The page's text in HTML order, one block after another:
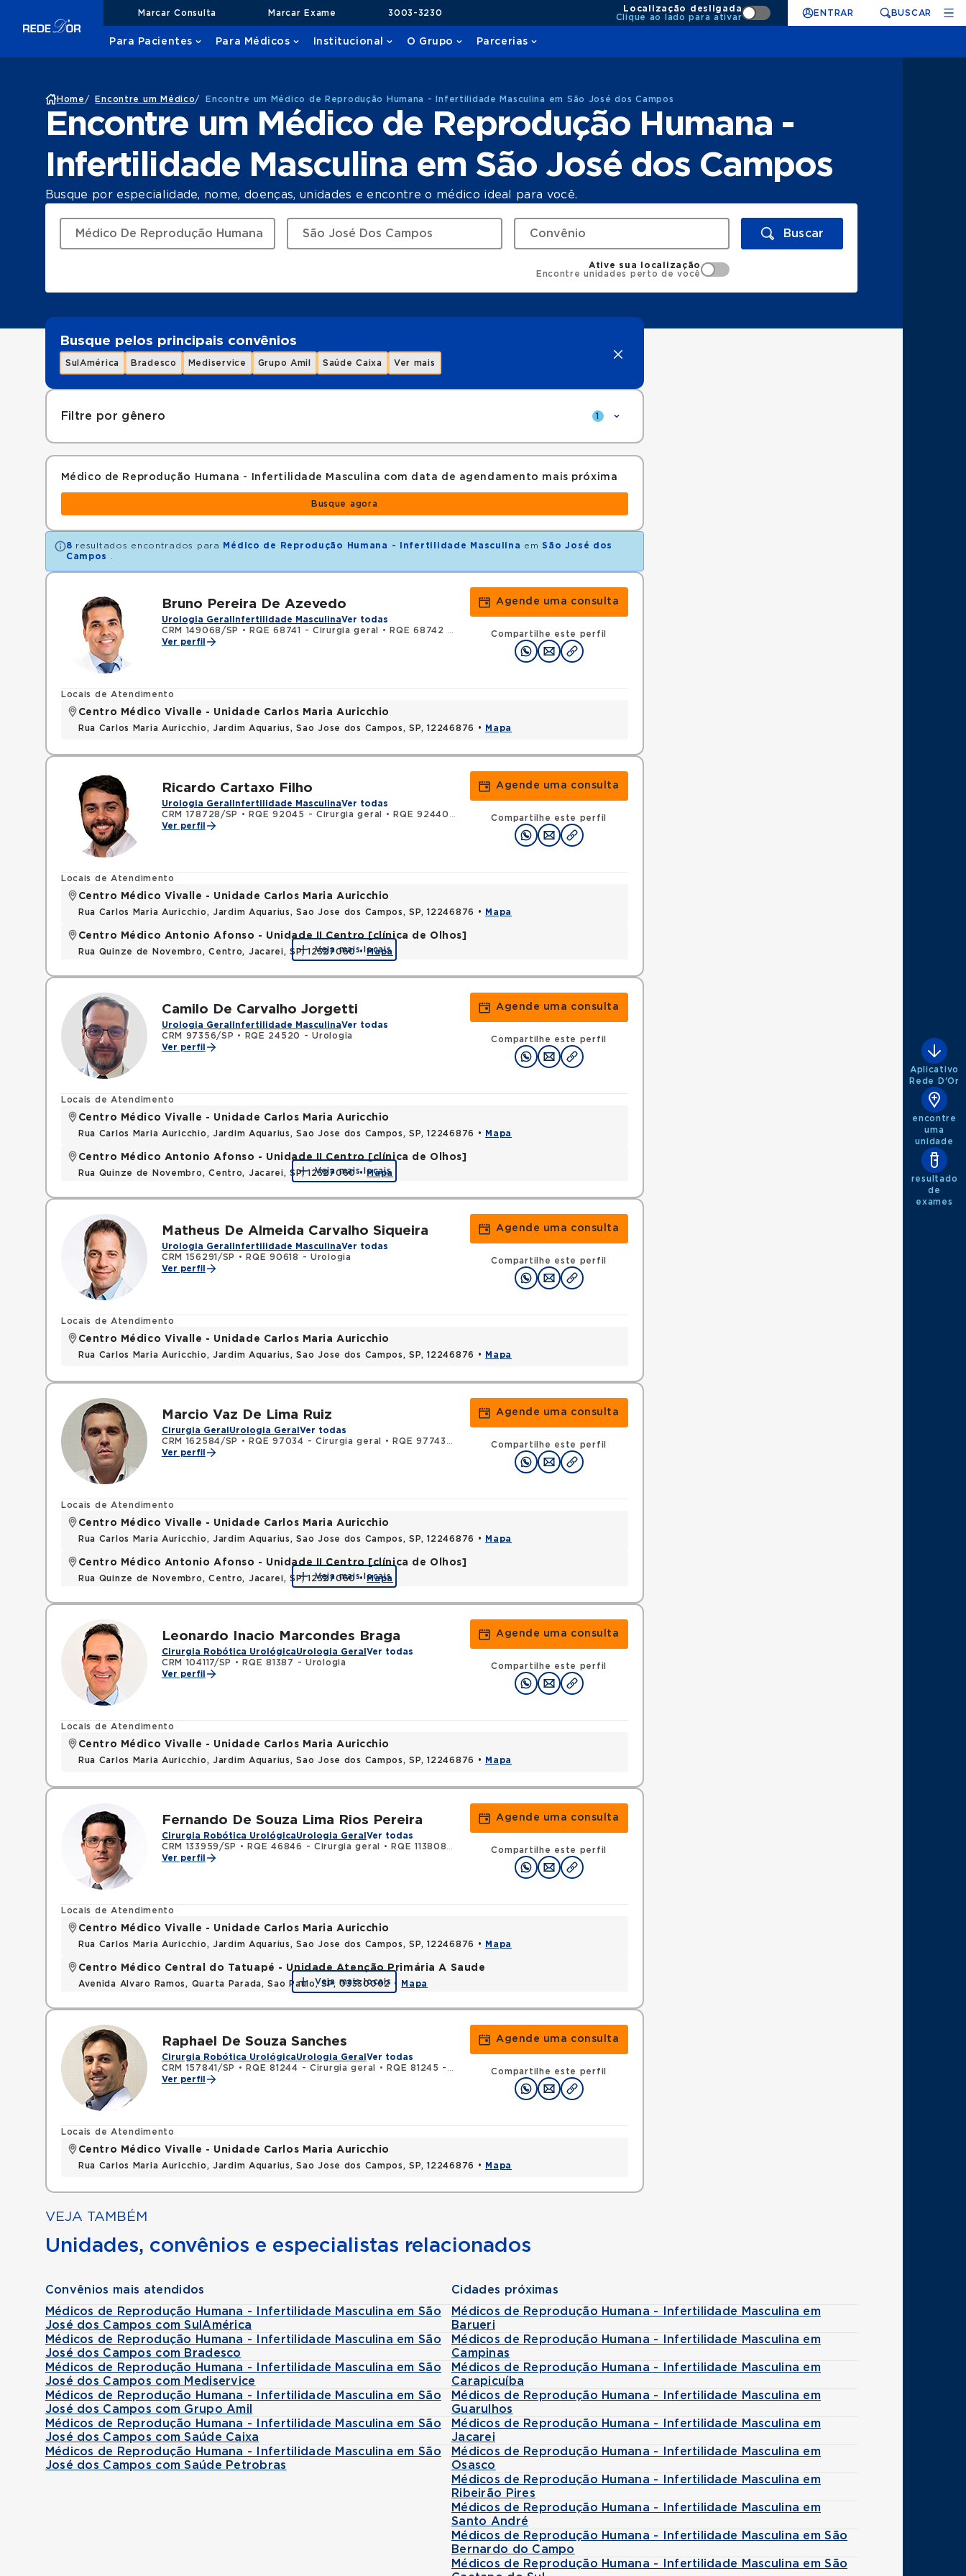
Marcar Consulta Marcar Exame 3003-3230
Localização desligada
Clique ao lado para ativar
ENTRAR BUSCAR
Para Pacientes Para Médicos Institucional O Grupo Parcerias
Home / Encontre um Médico/ Encontre um Médico de Reprodução Humana - Infertilidade Masculina em São José dos Campos
Encontre um Médico de Reprodução Humana -
Infertilidade Masculina em São José dos Campos
Busque por especialidade, nome, doenças, unidades e encontre o médico ideal para você.
Buscar
Ative sua localização
Encontre unidades perto de você
Busque pelos principais convênios
SulAmérica Bradesco Mediservice Grupo Amil Saúde Caixa Ver mais
Filtre por gênero 1
Médico de Reprodução Humana - Infertilidade Masculina com data de agendamento mais próxima
Busque agora
8 resultados encontrados para Médico de Reprodução Humana - Infertilidade Masculina em São José dos
Campos
Bruno Pereira De Azevedo
Urologia Geral Infertilidade MasculinaVer todas
CRM 149068/SP
• RQE 68741 - Cirurgia geral •
RQE 68742 - Urologia
Ver perfil
Agende uma consulta
Compartilhe este perfil
Locais de Atendimento
Centro Médico Vivalle - Unidade Carlos Maria Auricchio
Rua Carlos Maria Auricchio, Jardim Aquarius, Sao Jose dos Campos, SP, 12246876 • Mapa
Ricardo Cartaxo Filho
Urologia Geral Infertilidade MasculinaVer todas
CRM 178728/SP
• RQE 92045 - Cirurgia geral •
RQE 92440 - Urologia
Ver perfil
Agende uma consulta
Compartilhe este perfil
Locais de Atendimento
Centro Médico Vivalle - Unidade Carlos Maria Auricchio
Rua Carlos Maria Auricchio, Jardim Aquarius, Sao Jose dos Campos, SP, 12246876 • Mapa
Centro Médico Antonio Afonso - Unidade II Centro [clínica de Olhos]
Rua Quinze de Novembro, Centro, Jacarei, SP, 12327060 •Mapa
Veja mais locais
Camilo De Carvalho Jorgetti
Urologia Geral Infertilidade MasculinaVer todas
CRM 97356/SP •
RQE 24520 - Urologia
Ver perfil
Agende uma consulta
Compartilhe este perfil
Locais de Atendimento
Centro Médico Vivalle - Unidade Carlos Maria Auricchio
Rua Carlos Maria Auricchio, Jardim Aquarius, Sao Jose dos Campos, SP, 12246876 • Mapa
Centro Médico Antonio Afonso - Unidade II Centro [clínica de Olhos]
Rua Quinze de Novembro, Centro, Jacarei, SP, 12327060 •Mapa
Veja mais locais
Matheus De Almeida Carvalho Siqueira
Urologia Geral Infertilidade MasculinaVer todas
CRM 156291/SP
•
RQE 90618 - Urologia
Ver perfil
Agende uma consulta
Compartilhe este perfil
Locais de Atendimento
Centro Médico Vivalle - Unidade Carlos Maria Auricchio
Rua Carlos Maria Auricchio, Jardim Aquarius, Sao Jose dos Campos, SP, 12246876 • Mapa
Marcio Vaz De Lima Ruiz
Cirurgia Geral Urologia Geral Ver todas
CRM 162584/SP
• RQE 97034 - Cirurgia geral •
RQE 97743 - Urologia
Ver perfil
Agende uma consulta
Compartilhe este perfil
Locais de Atendimento
Centro Médico Vivalle - Unidade Carlos Maria Auricchio
Rua Carlos Maria Auricchio, Jardim Aquarius, Sao Jose dos Campos, SP, 12246876 • Mapa
Centro Médico Antonio Afonso - Unidade II Centro [clínica de Olhos]
Rua Quinze de Novembro, Centro, Jacarei, SP, 12327060 •Mapa
Veja mais locais
Leonardo Inacio Marcondes Braga
Cirurgia Robótica UrológicaUrologia Geral Ver todas
CRM 104117/SP
•
RQE 81387 - Urologia
Ver perfil
Agende uma consulta
Compartilhe este perfil
Locais de Atendimento
Centro Médico Vivalle - Unidade Carlos Maria Auricchio
Rua Carlos Maria Auricchio, Jardim Aquarius, Sao Jose dos Campos, SP, 12246876 • Mapa
Fernando De Souza Lima Rios Pereira
Cirurgia Robótica UrológicaUrologia Geral Ver todas
CRM 133959/SP
• RQE 46846 - Cirurgia geral •
RQE 113808 - Urologia
Ver perfil
Agende uma consulta
Compartilhe este perfil
Locais de Atendimento
Centro Médico Vivalle - Unidade Carlos Maria Auricchio
Rua Carlos Maria Auricchio, Jardim Aquarius, Sao Jose dos Campos, SP, 12246876 • Mapa
Centro Médico Central do Tatuapé - Unidade Atenção Primária A Saude
Avenida Alvaro Ramos, Quarta Parada, Sao Paulo, SP, 03330002 • Mapa
Veja mais locais
Raphael De Souza Sanches
Cirurgia Robótica UrológicaUrologia Geral Ver todas
CRM 157841/SP
• RQE 81244 - Cirurgia geral •
RQE 81245 - Urologia
Ver perfil
Agende uma consulta
Compartilhe este perfil
Locais de Atendimento
Centro Médico Vivalle - Unidade Carlos Maria Auricchio
Rua Carlos Maria Auricchio, Jardim Aquarius, Sao Jose dos Campos, SP, 12246876 • Mapa
VEJA TAMBÉM
Unidades, convênios e especialistas relacionados
Convênios mais atendidos
Médicos de Reprodução Humana - Infertilidade Masculina em São
José dos Campos com SulAmérica
Médicos de Reprodução Humana - Infertilidade Masculina em São
José dos Campos com Bradesco
Médicos de Reprodução Humana - Infertilidade Masculina em São
José dos Campos com Mediservice
Médicos de Reprodução Humana - Infertilidade Masculina em São
José dos Campos com Grupo Amil
Médicos de Reprodução Humana - Infertilidade Masculina em São
José dos Campos com Saúde Caixa
Médicos de Reprodução Humana - Infertilidade Masculina em São
José dos Campos com Saúde Petrobras
Cidades próximas
Médicos de Reprodução Humana - Infertilidade Masculina em
Barueri
Médicos de Reprodução Humana - Infertilidade Masculina em
Campinas
Médicos de Reprodução Humana - Infertilidade Masculina em
Carapicuíba
Médicos de Reprodução Humana - Infertilidade Masculina em
Guarulhos
Médicos de Reprodução Humana - Infertilidade Masculina em
Jacarei
Médicos de Reprodução Humana - Infertilidade Masculina em
Osasco
Médicos de Reprodução Humana - Infertilidade Masculina em
Ribeirão Pires
Médicos de Reprodução Humana - Infertilidade Masculina em
Santo André
Médicos de Reprodução Humana - Infertilidade Masculina em São
Bernardo do Campo
Médicos de Reprodução Humana - Infertilidade Masculina em São
Aplicativo
Rede D'Or
encontre
uma
unidade
resultado
de
exames